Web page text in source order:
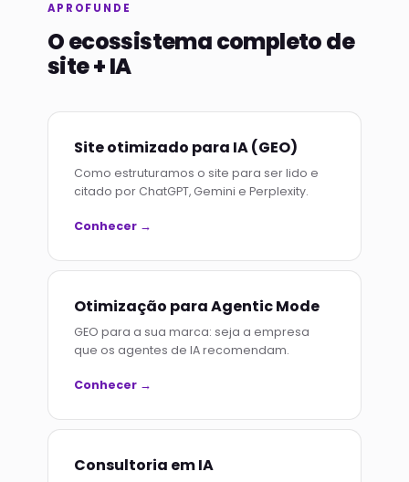
APROFUNDE
O ecossistema completo de
site + IA
Site otimizado para IA (GEO)
Como estruturamos o site para ser lido e
citado por ChatGPT, Gemini e Perplexity.
Conhecer →
Otimização para Agentic Mode
GEO para a sua marca: seja a empresa
que os agentes de IA recomendam.
Conhecer →
Consultoria em IA